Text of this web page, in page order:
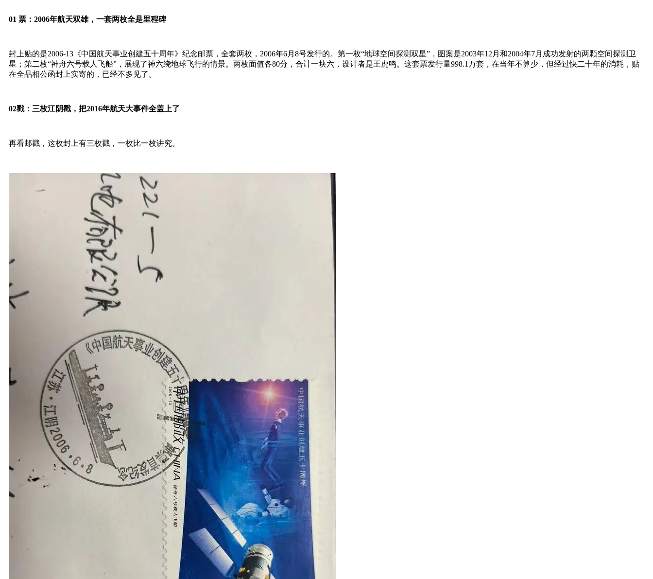
01 票：2006年航天双雄，一套两枚全是里程碑
封上贴的是2006-13《中国航天事业创建五十周年》纪念邮票，全套两枚，2006年6月8号发行的。第一枚“地球空间探测双星”，图案是2003年12月和2004年7月成功发射的两颗空间探测卫
星 ；第二枚“神舟六号载人飞船”，展现了神六绕地球飞行的情景。两枚面值各80分，合计一块六，设计者是王虎鸣。这套票发行量998.1万套，在当年不算少，但经过快二十年的消耗，贴
在全品相公函封上实寄的，已经不多见了。
02戳：三枚江阴戳，把2016年航天大事件全盖上了
再看邮戳，这枚封上有三枚戳，一枚比一枚讲究。